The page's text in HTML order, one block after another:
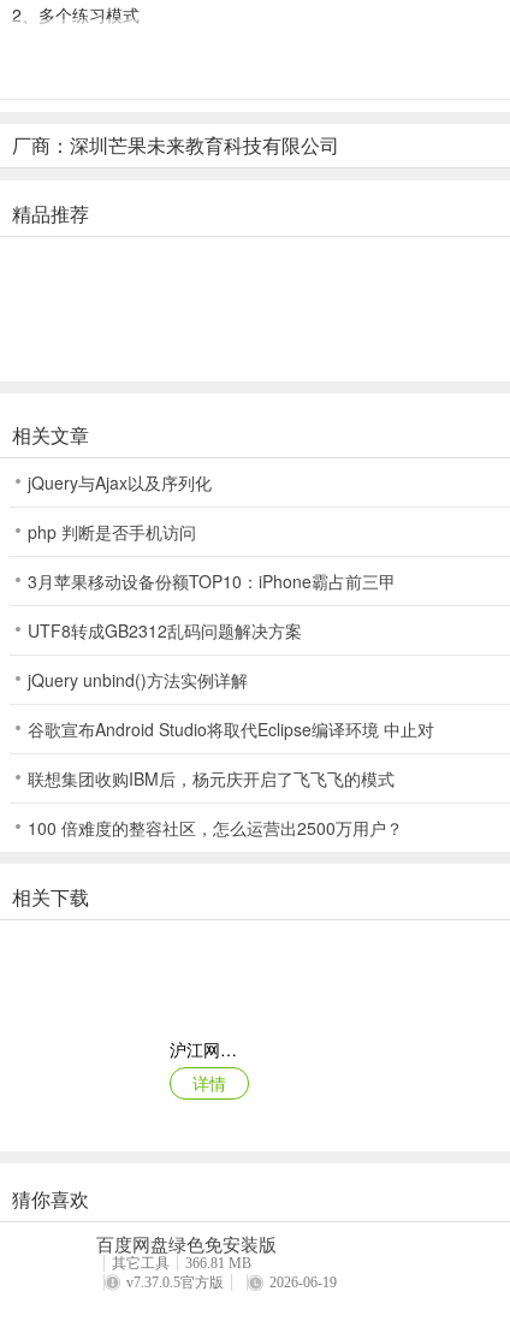
2、多个练习模式
用跟音模式，而改用自己去熟悉乐谱。
基于乐谱书籍的原有格式录入的电子乐谱，可替代书本乐谱直接使
每个练习结果有打分，有音准、节奏错误的统计信息。
内置的调音器功能，考虑到有些家长可能没有接触过调音，所以追
6、极简节拍器
内置的节拍器功能，在评测练习开始时自动打响，练习结束后自
常见问题
手指长按住书籍列表里的任何一本书，右上角就会出现白色的叉
①想要练习某首乐曲时，找到相应的书籍打开该乐曲的乐谱界面。
②依次拉响小提琴 1、2、3、4 弦（另名：E、A、D、G）的空
厂商：深圳芒果未来教育科技有限公司
精品推荐
相关文章
jQuery与Ajax以及序列化
php 判断是否手机访问
3月苹果移动设备份额TOP10：iPhone霸占前三甲
UTF8转成GB2312乱码问题解决方案
jQuery unbind()方法实例详解
谷歌宣布Android Studio将取代Eclipse编译环境 中止对
联想集团收购IBM后，杨元庆开启了飞飞飞的模式
100 倍难度的整容社区，怎么运营出2500万用户？
相关下载
沪江网校苹果手机版
详情
古诗文网ios版
详情
猜你喜欢
百度网盘绿色免安装版
其它工具
366.81 MB
v7.37.0.5官方版
2026-06-19